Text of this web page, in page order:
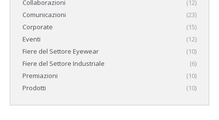
Collaborazioni
(12)
Comunicazioni
(23)
Corporate
(15)
Eventi
(12)
Fiere del Settore Eyewear
(10)
Fiere del Settore Industriale
(6)
Premiazioni
(10)
Prodotti
(10)